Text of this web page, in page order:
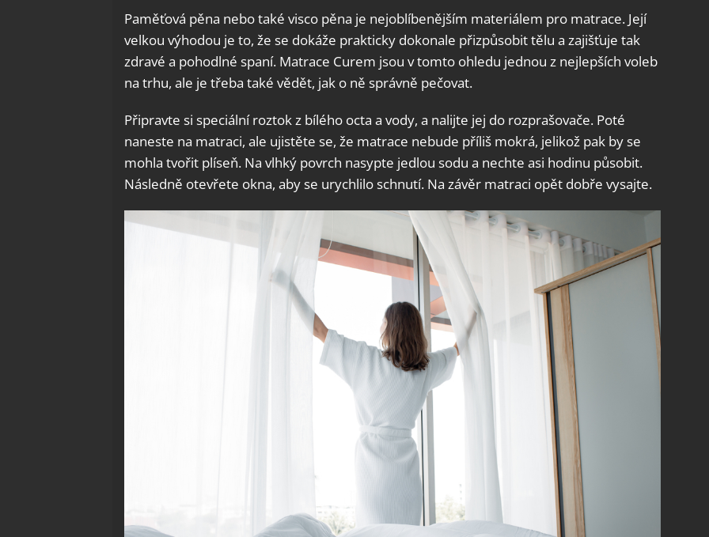
Paměťová pěna nebo také visco pěna je nejoblíbenějším materiálem pro matrace. Její
velkou výhodou je to, že se dokáže prakticky dokonale přizpůsobit tělu a zajišťuje tak
zdravé a pohodlné spaní. Matrace Curem jsou v tomto ohledu jednou z nejlepších voleb
na trhu, ale je třeba také vědět, jak o ně správně pečovat.
Připravte si speciální roztok z bílého octa a vody, a nalijte jej do rozprašovače. Poté
naneste na matraci, ale ujistěte se, že matrace nebude příliš mokrá, jelikož pak by se
mohla tvořit plíseň. Na vlhký povrch nasypte jedlou sodu a nechte asi hodinu působit.
Následně otevřete okna, aby se urychlilo schnutí. Na závěr matraci opět dobře vysajte.